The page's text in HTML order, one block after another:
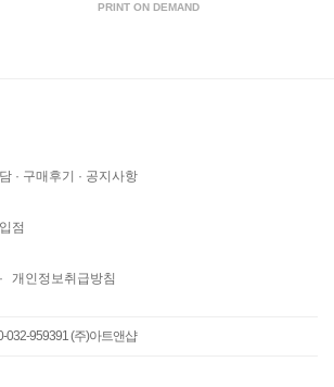
PRINT ON DEMAND
· 구매후기 · 공지사항
점
· 개인정보취급방침
032-959391 (주)아트앤샵